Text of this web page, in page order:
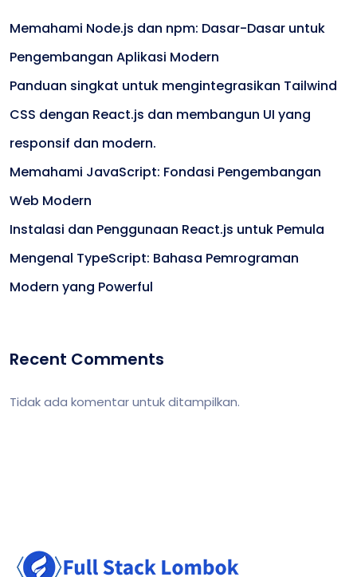
Memahami Node.js dan npm: Dasar-Dasar untuk
Pengembangan Aplikasi Modern
Panduan singkat untuk mengintegrasikan Tailwind
CSS dengan React.js dan membangun UI yang
responsif dan modern.
Memahami JavaScript: Fondasi Pengembangan
Web Modern
Instalasi dan Penggunaan React.js untuk Pemula
Mengenal TypeScript: Bahasa Pemrograman
Modern yang Powerful
Recent Comments
Tidak ada komentar untuk ditampilkan.